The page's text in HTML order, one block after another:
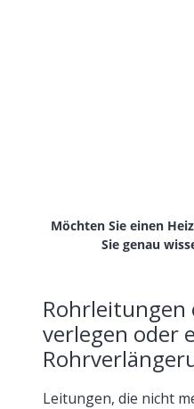
Möchten Sie einen
Sie genau
Rohrleitungen
verlegen oder
Leitungen, die nicht